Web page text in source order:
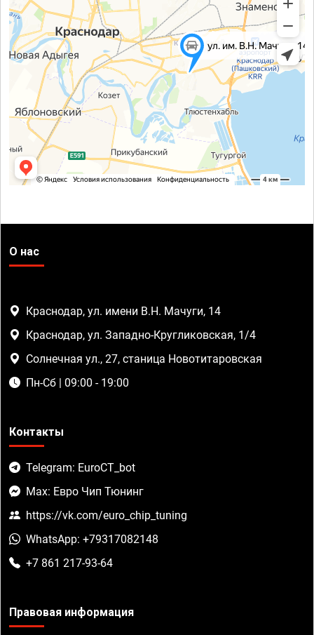
О нас
Краснодар, ул. имени В.Н. Мачуги, 14
Краснодар, ул. Западно-Кругликовская, 1/4
Солнечная ул., 27, станица Новотитаровская
Пн-Сб | 09:00 - 19:00
Контакты
Telegram: EuroCT_bot
Max: Евро Чип Тюнинг
https://vk.com/euro_chip_tuning
WhatsApp: +79317082148
+7 861 217-93-64
Правовая информация